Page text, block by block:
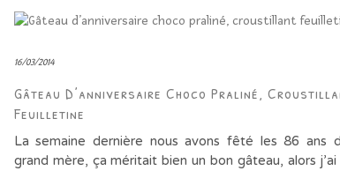
16/03/2014
Gâteau D’anniversaire Choco Praliné,
Feuilletine
La semaine dernière nous avons fêté les 86 ans
grand mère, ça méritait bien un bon gâteau, alors